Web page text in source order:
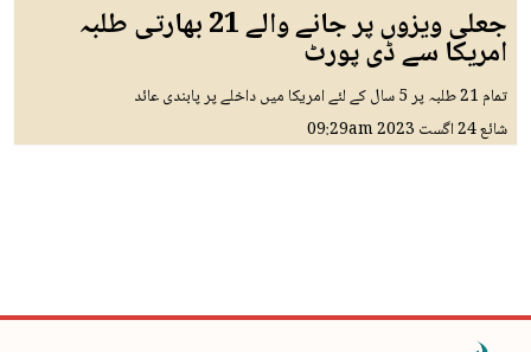
جعلی ویزوں پر جانے والے 21 بھارتی طلبہ
امریکا سے ڈی پورٹ
تمام 21 طلبہ پر 5 سال کے لئے امریکا میں داخلے پر پابندی عائد
شائع24 اگست 2023 09:29am